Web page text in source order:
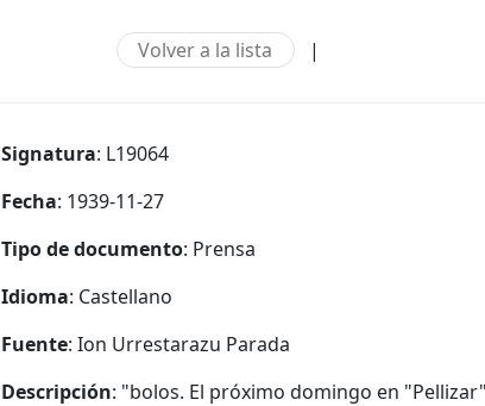
Volver a la lista |
Signatura: L19064
Fecha: 1939-11-27
Tipo de documento: Prensa
Idioma: Castellano
Fuente: Ion Urrestarazu Parada
Descripción: "bolos. El próximo domingo en